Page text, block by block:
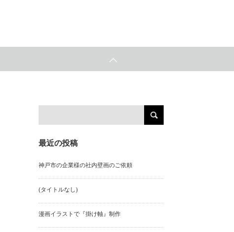
最近の投稿
神戸市の企業様の社内壁画のご依頼
(タイトルなし)
漫画イラストで『掛け軸』制作